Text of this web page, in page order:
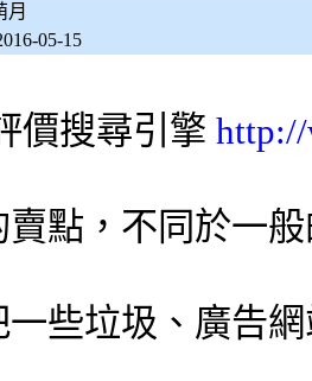
月
05-15
價搜尋引擎
賣點，不同於一
一些垃圾、廣告